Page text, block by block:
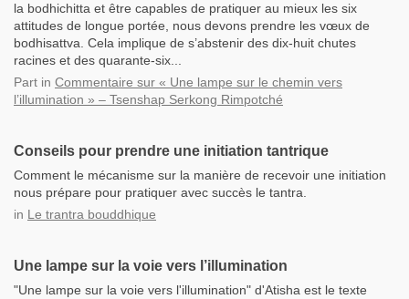
la bodhichitta et être capables de pratiquer au mieux les six
attitudes de longue portée, nous devons prendre les vœux de
bodhisattva. Cela implique de s’abstenir des dix-huit chutes
racines et des quarante-six...
Part in Commentaire sur « Une lampe sur le chemin vers
l’illumination » – Tsenshap Serkong Rimpotché
Conseils pour prendre une initiation tantrique
Comment le mécanisme sur la manière de recevoir une initiation
nous prépare pour pratiquer avec succès le tantra.
in Le trantra bouddhique
Une lampe sur la voie vers l’illumination
"Une lampe sur la voie vers l'illumination" d'Atisha est le texte